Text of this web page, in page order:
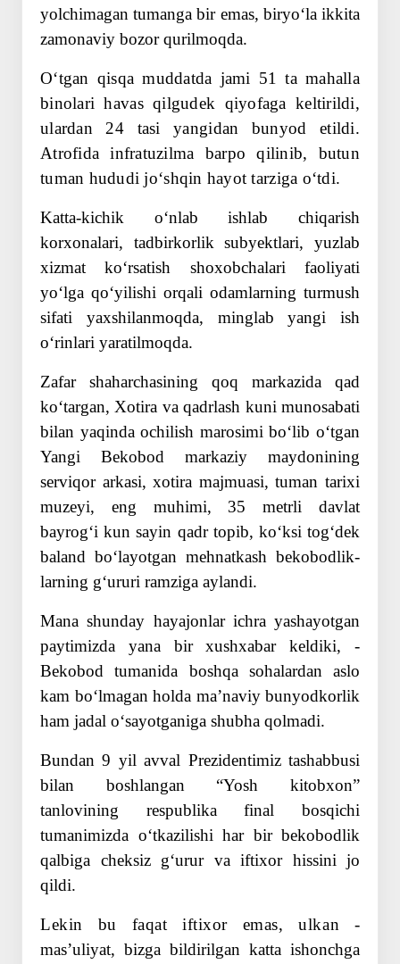
yolchimagan tumanga bir emas, biryoʻla ikkita
zamonaviy bozor qurilmoqda.
Oʻtgan qisqa muddatda jami 51 ta mahalla
binolari havas qilgudek qiyofaga keltirildi,
ulardan 24 tasi yangidan ­bunyod etildi.
Atrofida infratuzilma barpo qilinib, butun
tuman hududi joʻshqin hayot tarziga oʻtdi.
Katta-kichik oʻnlab ishlab chiqarish
korxonalari, tadbirkorlik subyektlari, yuzlab
xizmat koʻrsatish shoxobchalari faoliyati
yoʻlga qoʻyilishi orqali odamlarning turmush
sifati yaxshilanmoqda, minglab yangi ish
oʻrinlari yaratilmoqda.
Zafar shaharchasining qoq markazida qad
koʻtargan, Xotira va qadrlash kuni munosabati
bilan yaqinda ochilish marosimi boʻlib oʻtgan
Yangi Bekobod markaziy maydonining
serviqor arkasi, xotira majmuasi, tuman tarixi
muzeyi, eng muhimi, 35 metrli davlat
bayrogʻi kun sayin qadr topib, koʻksi togʻdek
baland boʻlayotgan mehnatkash bekobodlik­
larning gʻururi ramziga aylandi.
Mana shunday hayajonlar ichra yashayotgan
paytimizda yana bir xushxabar keldiki, ­
Bekobod tumanida boshqa sohalardan aslo
kam boʻlmagan holda maʼnaviy bunyodkorlik
ham jadal oʻsayotganiga shubha qolmadi.
Bundan 9 yil avval Prezidentimiz tashabbusi
bilan boshlangan “Yosh kitobxon”
tanlovining respublika final bosqichi
tumanimizda oʻtkazilishi har bir bekobodlik
qalbiga cheksiz gʻurur va iftixor hissini jo
qildi.
Lekin bu faqat iftixor emas, ulkan ­
masʼuliyat, bizga bildirilgan katta ishonchga